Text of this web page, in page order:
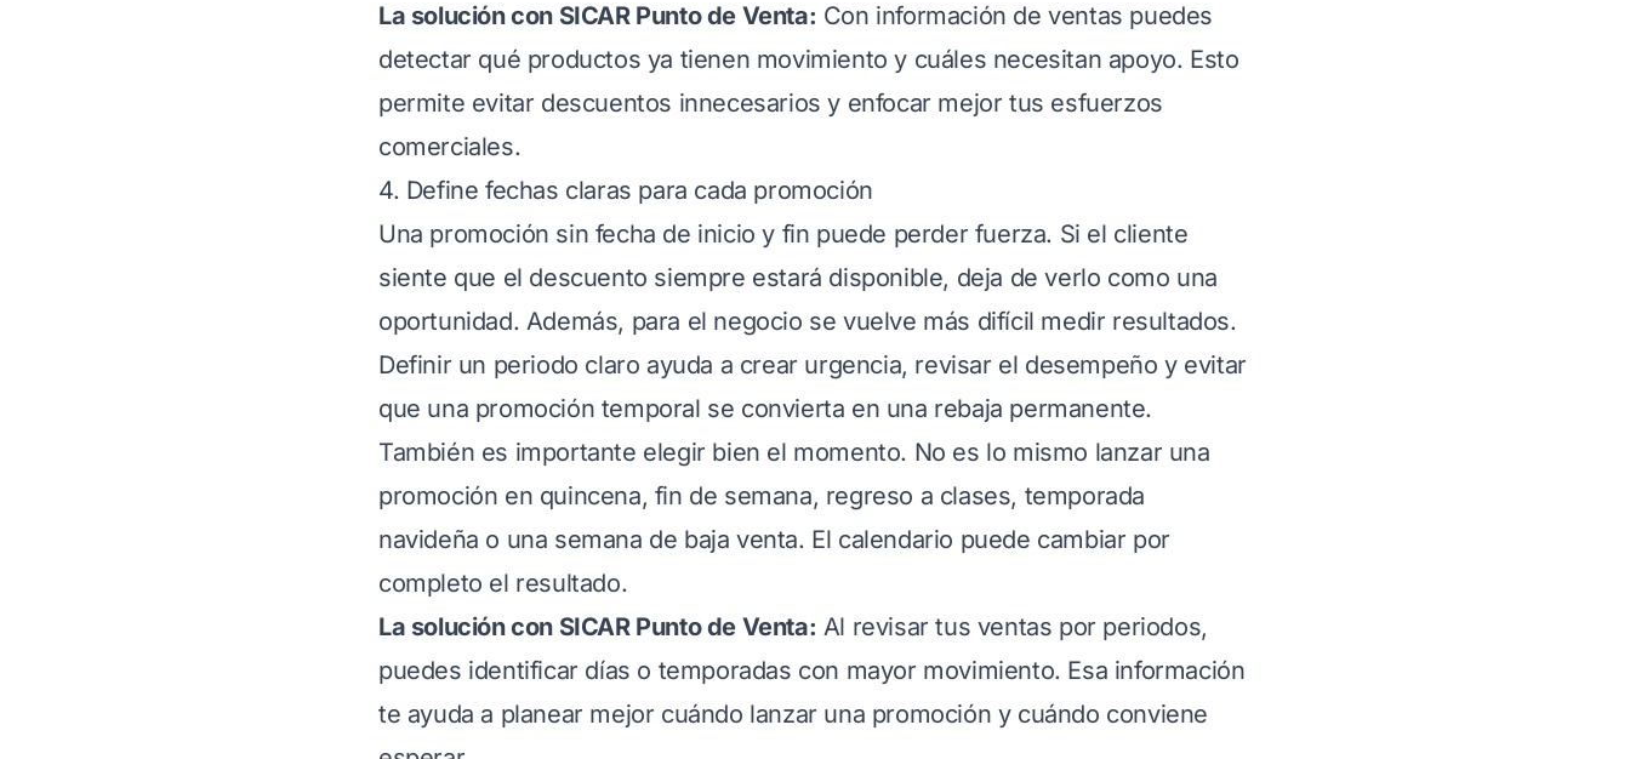
La solución con SICAR Punto de Venta: Con información de ventas puedes
detectar qué productos ya tienen movimiento y cuáles necesitan apoyo. Esto
permite evitar descuentos innecesarios y enfocar mejor tus esfuerzos
comerciales.
4. Define fechas claras para cada promoción
Una promoción sin fecha de inicio y fin puede perder fuerza. Si el cliente
siente que el descuento siempre estará disponible, deja de verlo como una
oportunidad. Además, para el negocio se vuelve más difícil medir resultados.
Definir un periodo claro ayuda a crear urgencia, revisar el desempeño y evitar
que una promoción temporal se convierta en una rebaja permanente.
También es importante elegir bien el momento. No es lo mismo lanzar una
promoción en quincena, fin de semana, regreso a clases, temporada
navideña o una semana de baja venta. El calendario puede cambiar por
completo el resultado.
La solución con SICAR Punto de Venta: Al revisar tus ventas por periodos,
puedes identificar días o temporadas con mayor movimiento. Esa información
te ayuda a planear mejor cuándo lanzar una promoción y cuándo conviene